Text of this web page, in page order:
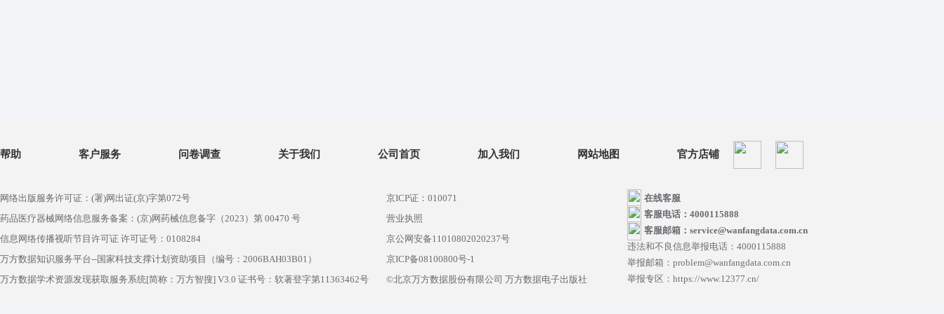
帮助 客户服务 问卷调查 关于我们 公司首页 加入我们 网站地图 官方店铺
网络出版服务许可证：(署)网出证(京)字第072号
药品医疗器械网络信息服务备案：(京)网药械信息备字（2023）第 00470 号
信息网络传播视听节目许可证 许可证号：0108284
万方数据知识服务平台--国家科技支撑计划资助项目（编号：2006BAH03B01）
万方数据学术资源发现获取服务系统[简称：万方智搜] V3.0 证书号：软著登字第11363462号
京ICP证：010071
营业执照
京公网安备11010802020237号
京ICP备08100800号-1
©北京万方数据股份有限公司 万方数据电子出版社
在线客服
客服电话：4000115888
客服邮箱：service@wanfangdata.com.cn
违法和不良信息举报电话：4000115888
举报邮箱：problem@wanfangdata.com.cn
举报专区：https://www.12377.cn/